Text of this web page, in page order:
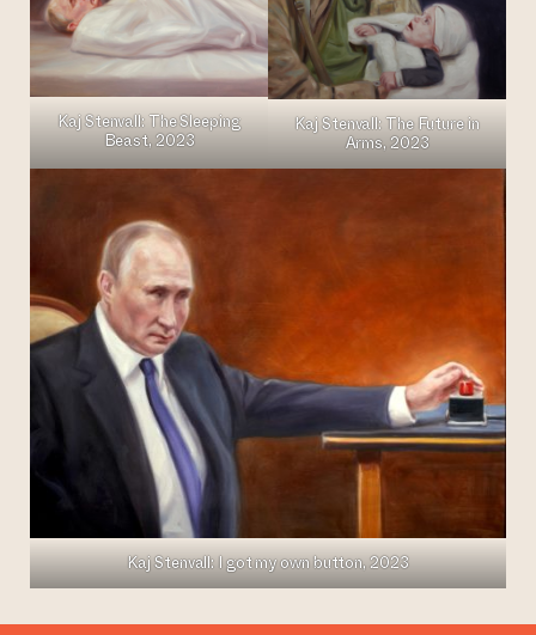
Kaj Stenvall: The Sleeping
Beast, 2023
Kaj Stenvall: The Future in
Arms, 2023
Kaj Stenvall: I got my own button, 2023